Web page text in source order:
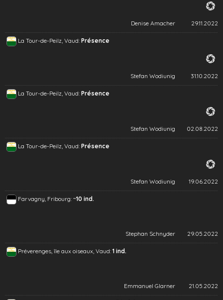
Denise Amacher 29.11.2022
La Tour-de-Peilz, Vaud: Présence
Stefan Wodiunig 31.10.2022
La Tour-de-Peilz, Vaud: Présence
Stefan Wodiunig 02.08.2022
La Tour-de-Peilz, Vaud: Présence
Stefan Wodiunig 19.06.2022
Farvagny, Fribourg: ~10 ind.
Stephan Schnyder 29.05.2022
Préverenges, île aux oiseaux, Vaud: 1 ind.
Emmanuel Glarner 21.05.2022